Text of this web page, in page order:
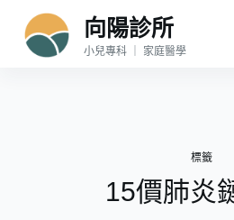
跳
至
向陽診所
小兒專科 ｜ 家庭醫學
標籤
15價肺炎